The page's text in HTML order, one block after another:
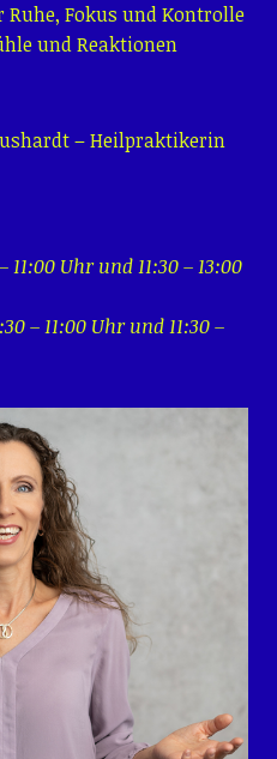
Fokus und Kontrolle
und Reaktionen
– Heilpraktikerin
Uhr und 11:30 – 13:00
– 11:00 Uhr und 11:30 –